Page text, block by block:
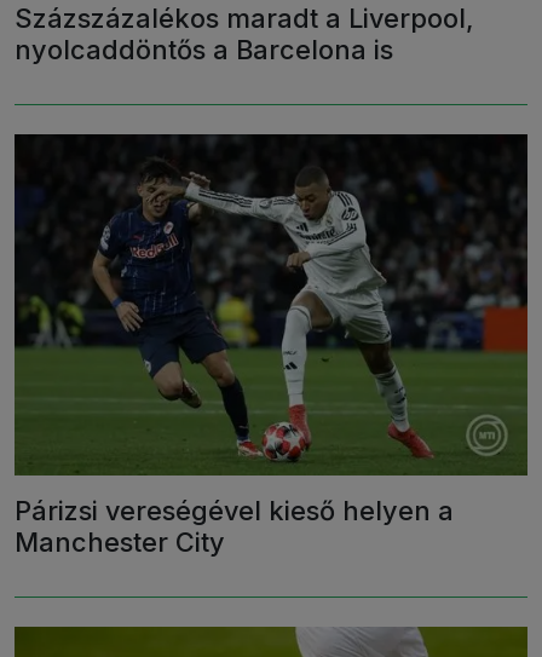
Százszázalékos maradt a Liverpool,
nyolcaddöntős a Barcelona is
Párizsi vereségével kieső helyen a
Manchester City